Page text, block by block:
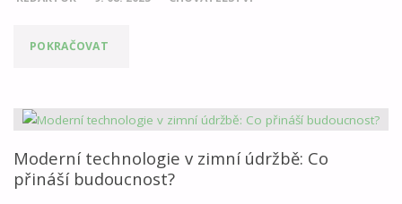
POKRAČOVAT
Moderní technologie v zimní údržbě: Co
přináší budoucnost?